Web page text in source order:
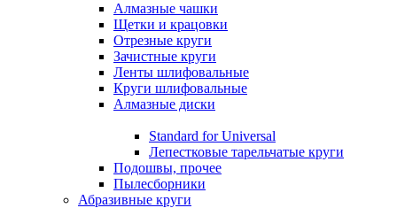
Алмазные чашки
Щетки и крацовки
Отрезные круги
Зачистные круги
Ленты шлифовальные
Круги шлифовальные
Алмазные диски
Standard for Universal
Лепестковые тарельчатые круги
Подошвы, прочее
Пылесборники
Абразивные круги